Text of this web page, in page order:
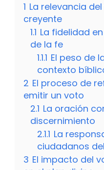
1 La relevancia
creyente
1.1 La fidelidad
de la fe
1.1.1 El peso de
contexto
2 El proceso de
emitir un voto
2.1 La oración
discernimiento
2.1.1 La
ciudadanos
3 El impacto del